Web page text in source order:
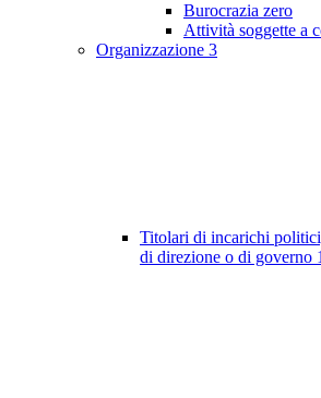
Burocrazia zero
Attività soggette a
Organizzazione 3
Titolari di incarichi
di direzione o di governo 1